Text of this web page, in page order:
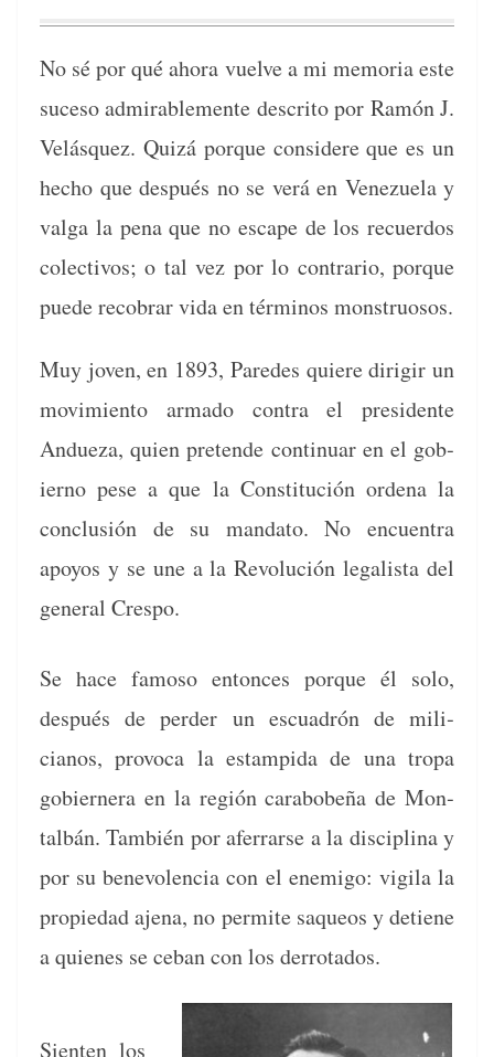
No sé por qué aho­ra vuelve a mi memo­ria este
suce­so admirable­mente descrito por Ramón J.
Velásquez. Quizá porque con­sidere que es un
hecho que después no se verá en Venezuela y
val­ga la pena que no escape de los recuer­dos
colec­tivos; o tal vez por lo con­trario, porque
puede reco­brar vida en tér­mi­nos monstruosos.
Muy joven, en 1893, Pare­des quiere diri­gir un
movimien­to arma­do con­tra el pres­i­dente
Andueza, quien pre­tende con­tin­uar en el gob­
ier­no pese a que la Con­sti­tu­ción orde­na la
con­clusión de su manda­to. No encuen­tra
apoyos y se une a la Rev­olu­ción legal­ista del
gen­er­al Crespo.
Se hace famoso entonces porque él solo,
después de perder un escuadrón de mili­
cianos, provo­ca la estamp­i­da de una tropa
gob­iern­era en la región carabobeña de Mon­
tal­bán. Tam­bién por afer­rarse a la dis­ci­plina y
por su benev­o­len­cia con el ene­mi­go: vig­i­la la
propiedad aje­na, no per­mite saque­os y detiene
a quienes se ceban con los derrotados.
Sien­ten los